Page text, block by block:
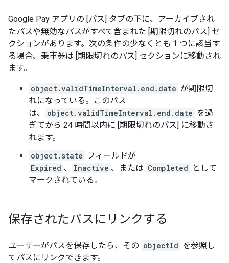
Google Pay アプリの [パス] タブの下に、アーカイブされ
たパスや無効なパスがすべて含まれた [期限切れのパス] セ
クションがあります。次の条件の少なくとも 1 つに該当す
る場合、乗車券は [期限切れのパス] セクションに移動され
ます。
object.validTimeInterval.end.date が期限切
れになっている。このパス
は、
object.validTimeInterval.end.date を過
ぎてから 24 時間以内に [期限切れのパス] に移動さ
れます。
object.state フィールドが
Expired 、 Inactive 、または Completed
として
マークされている。
保存されたパスにリンクする
ユーザーがパスを保存したら、その objectId を参照し
てパスにリンクできます。